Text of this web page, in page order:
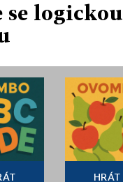
se logickou
HRÁT